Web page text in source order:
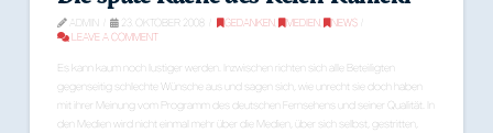
ADMIN 23. OKTOBER 2008 GEDANKEN, MEDIEN,
NEWS
LEAVE A COMMENT
Es kann kaum noch lustiger werden. Inzwischen richten sich alle Beteiligten
gegenseitig schlechte Wünsche aus und sagen sich, wie unrecht sie doch haben
mit ihrer Meinung vom Programm des deutschen Fernsehens und seiner Qualität. In
den Medien wird nicht einmal mehr über die Medien, über sich selbst, gestritten,